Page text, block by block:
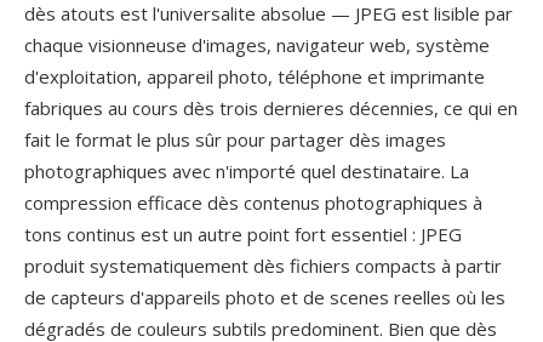
dès atouts est l'universalite absolue — JPEG est lisible par
chaque visionneuse d'images, navigateur web, système
d'exploitation, appareil photo, téléphone et imprimante
fabriques au cours dès trois dernieres décennies, ce qui en
fait le format le plus sûr pour partager dès images
photographiques avec n'importé quel destinataire. La
compression efficace dès contenus photographiques à
tons continus est un autre point fort essentiel : JPEG
produit systematiquement dès fichiers compacts à partir
de capteurs d'appareils photo et de scenes reelles où les
dégradés de couleurs subtils predominent. Bien que dès